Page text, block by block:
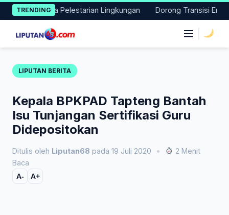
Skip
to
content
TRENDING
Nyata Pelestarian Lingkungan Dorong Transisi Energi di
LIPUTAN BERITA
Kepala BPKPAD Tapteng Bantah
Isu Tunjangan Sertifikasi Guru
Didepositokan
Ditulis oleh Liputan68 pada 19 Juli 2020 •
2 Menit
Baca
A- A+